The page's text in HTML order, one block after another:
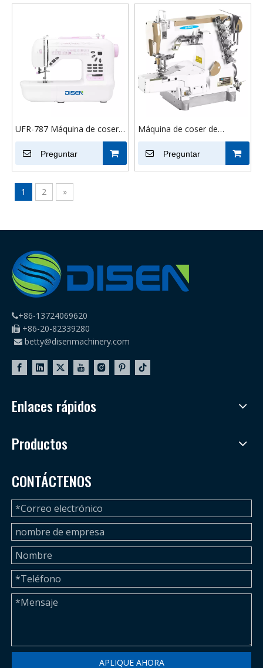
para trabajo pesado
UFR-787 Máquina de coser
de computadora
multifunción de alta
velocidad de 72 puntadas
Preguntar
Máquina de coser de
enclavamiento industrial
para camisetas de ropa
interior de alta velocidad
Preguntar
1 2 »
+86-13724069620
 +86-20-82339280
 betty@disenmachinery.com
Enlaces rápidos
Productos
CONTÁCTENOS
APLIQUE AHORA